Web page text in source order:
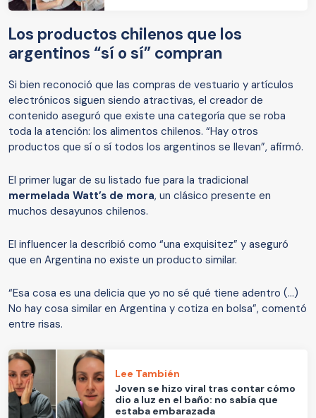
Los productos chilenos que los
argentinos “sí o sí” compran
Si bien reconoció que las compras de vestuario y artículos
electrónicos siguen siendo atractivas, el creador de
contenido aseguró que existe una categoría que se roba
toda la atención: los alimentos chilenos. “Hay otros
productos que sí o sí todos los argentinos se llevan”, afirmó.
El primer lugar de su listado fue para la tradicional
mermelada Watt’s de mora, un clásico presente en
muchos desayunos chilenos.
El influencer la describió como “una exquisitez” y aseguró
que en Argentina no existe un producto similar.
“Esa cosa es una delicia que yo no sé qué tiene adentro (...)
No hay cosa similar en Argentina y cotiza en bolsa”, comentó
entre risas.
Lee También
Joven se hizo viral tras contar cómo
dio a luz en el baño: no sabía que
estaba embarazada